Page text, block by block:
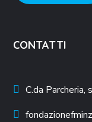
CONTATTI
C.da Parcheria,